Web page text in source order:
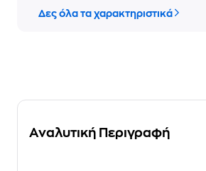
Δες όλα τα χαρακτηριστικά
Αναλυτική Περιγραφή